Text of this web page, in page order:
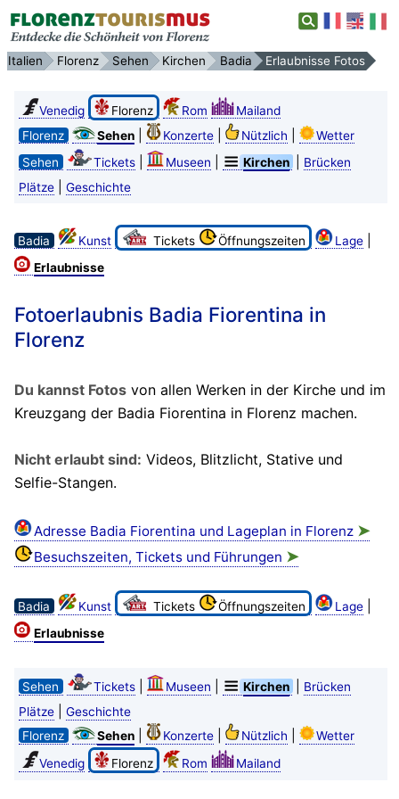
Italien Florenz Sehen Kirchen Badia Erlaubnisse Fotos
Venedig Florenz Rom
Mailand
Florenz
Sehen| Konzerte| Nützlich
Wetter
Sehen
Tickets| Museen Kirchen
Brücken
Plätze| Geschichte
Badia Kunst Tickets Öffnungszeiten Lage|
Erlaubnisse
Fotoerlaubnis Badia Fiorentina in
Florenz
Du kannst Fotosvon allen Werken in der Kirche und im
Kreuzgang der Badia Fiorentina in Florenz machen.
Nicht erlaubt sind: Videos, Blitzlicht, Stative und
Selfie-Stangen.
Adresse Badia Fiorentina und Lageplan in Florenz ➤
Besuchszeiten, Tickets und Führungen ➤
Badia Kunst Tickets Öffnungszeiten Lage|
Erlaubnisse
Sehen Tickets| Museen Kirchen
Brücken
Plätze| Geschichte
Florenz
Sehen| Konzerte| Nützlich
Wetter
Venedig
Florenz Rom Mailand